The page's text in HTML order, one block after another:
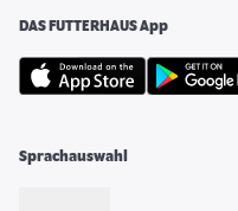
DAS FUTTERHAUS App
Sprachauswahl